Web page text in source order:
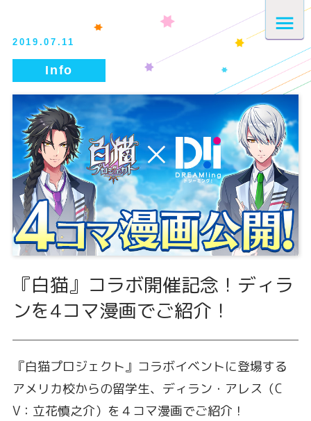
2019.07.11
『白猫』コラボ開催記念！ディラ
ンを4コマ漫画でご紹介！
『白猫プロジェクト』コラボイベントに登場する
アメリカ校からの留学生、ディラン・アレス（C
V：立花慎之介）を４コマ漫画でご紹介！